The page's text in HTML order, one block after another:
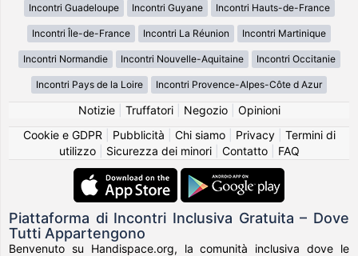
Incontri Guadeloupe Incontri Guyane Incontri Hauts-de-France
Incontri Île-de-France Incontri La Réunion Incontri Martinique
Incontri Normandie Incontri Nouvelle-Aquitaine Incontri Occitanie
Incontri Pays de la Loire Incontri Provence-Alpes-Côte d Azur
Notizie| Truffatori| Negozio| Opinioni
Cookie e GDPR
Pubblicità Chi siamo| Privacy| Termini di
utilizzo| Sicurezza dei minori| Contatto| FAQ
Piattaforma di Incontri Inclusiva Gratuita – Dove
Tutti Appartengono
Benvenuto su Handispace.org, la comunità inclusiva dove le